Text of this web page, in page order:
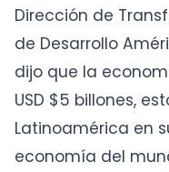
Dirección de
de Desarrollo
dijo que la
USD $5 billones,
Latinoamérica en
economía del